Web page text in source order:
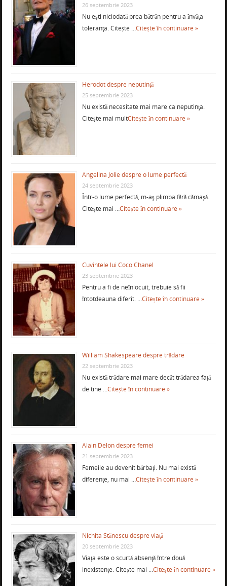
26 septembrie 2023
Nu eşti niciodată prea bătrân pentru a învăţa
toleranţa. Citește …Citește în continuare »
Herodot despre neputinţă
25 septembrie 2023
Nu există necesitate mai mare ca neputinţa.
Citește mai multCitește în continuare »
Angelina Jolie despre o lume perfectă
24 septembrie 2023
Într-o lume perfectă, m-aş plimba fără cămaşă.
Citește mai …Citește în continuare »
Cuvintele lui Coco Chanel
23 septembrie 2023
Pentru a fi de neînlocuit, trebuie să fii
întotdeauna diferit. …Citește în continuare »
William Shakespeare despre trădare
22 septembrie 2023
Nu există trădare mai mare decât trădarea față
de tine …Citește în continuare »
Alain Delon despre femei
21 septembrie 2023
Femeile au devenit bărbaţi. Nu mai există
diferenţe, nu mai …Citește în continuare »
Nichita Stănescu despre viaţă
20 septembrie 2023
Viaţa este o scurtă absenţă între două
inexistenţe. Citește mai …Citește în continuare »